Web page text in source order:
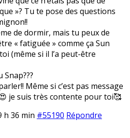
»? Tu te pose des questions
de dormir, mais tu peux de
« fatiguée » comme ça Sun
(même si il l’a peut-être
Snap???
Même si c’est pas message
je suis très contente pour toi🥰
h 36 min #55190 Répondre